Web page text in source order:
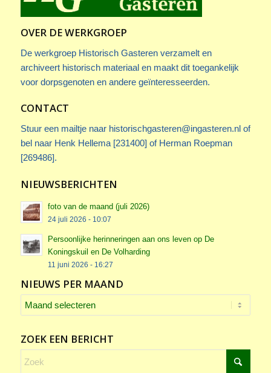
OVER DE WERKGROEP
De werkgroep Historisch Gasteren verzamelt en
archiveert historisch materiaal en maakt dit toegankelijk
voor dorpsgenoten en andere geïnteresseerden.
CONTACT
Stuur een mailtje naar historischgasteren@ingasteren.nlof
bel naar Henk Hellema [231400] of Herman Roepman
[269486].
NIEUWSBERICHTEN
foto van de maand (juli 2026)
24 juli 2026 - 10:07
Persoonlijke herinneringen aan ons leven op De
Koningskuil en De Volharding
11 juni 2026 - 16:27
NIEUWS PER MAAND
ZOEK EEN BERICHT